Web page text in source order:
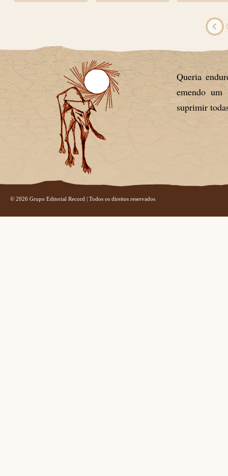
Queria
emendo
suprimir
© 2026 Grupo Editorial Record | Todos os direitos reservados